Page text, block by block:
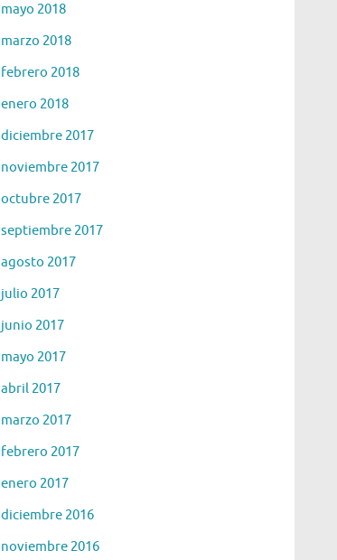
mayo 2018
marzo 2018
febrero 2018
enero 2018
diciembre 2017
noviembre 2017
octubre 2017
septiembre 2017
agosto 2017
julio 2017
junio 2017
mayo 2017
abril 2017
marzo 2017
febrero 2017
enero 2017
diciembre 2016
noviembre 2016